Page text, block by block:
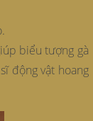
biểu tượng gà
động vật hoang